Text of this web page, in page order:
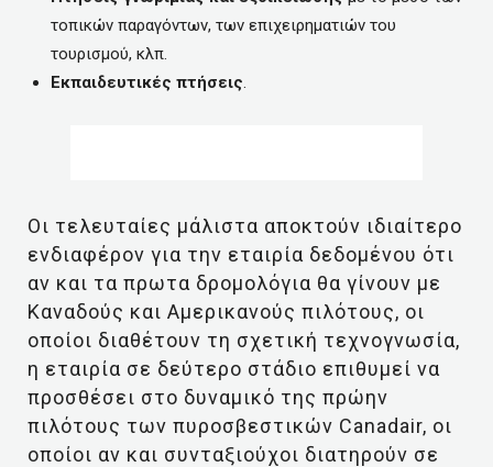
τοπικών παραγόντων, των επιχειρηματιών του
τουρισμού, κλπ.
Εκπαιδευτικές πτήσεις.
Οι τελευταίες μάλιστα αποκτούν ιδιαίτερο
ενδιαφέρον για την εταιρία δεδομένου ότι
αν και τα πρωτα δρομολόγια θα γίνουν με
Καναδούς και Αμερικανούς πιλότους, οι
οποίοι διαθέτουν τη σχετική τεχνογνωσία,
η εταιρία σε δεύτερο στάδιο επιθυμεί να
προσθέσει στο δυναμικό της πρώην
πιλότους των πυροσβεστικών Canadair, οι
οποίοι αν και συνταξιούχοι διατηρούν σε